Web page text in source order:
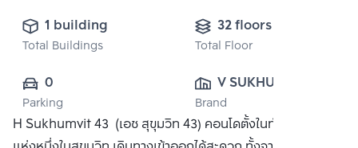
1 building
Total Buildings
32 floors
Total Floor
0
Parking
V SUKHUMVIT
43
DEVELOPMENT
Brand
H Sukhumvit 43 (เอช สุขุมวิท 43) คอนโดตั้งในทำเลที่ดีที่สุด